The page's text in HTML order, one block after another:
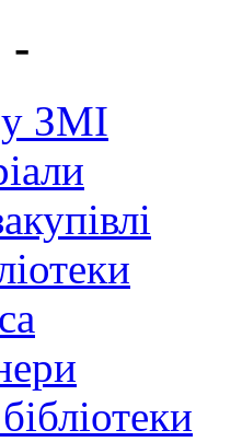
-
у ЗМІ